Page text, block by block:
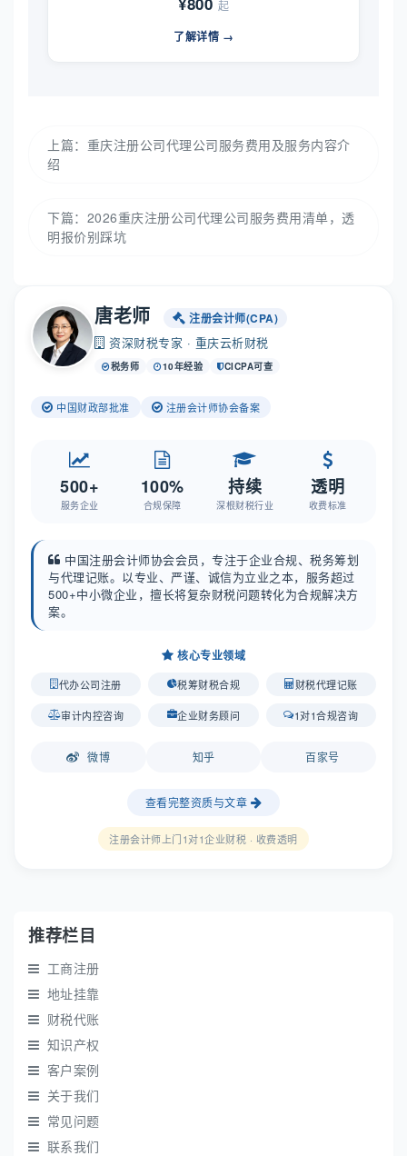
起
了解详情 →
上篇： 重庆注册公司代理公司服务费用及服务内容介
绍
下篇： 2026重庆注册公司代理公司服务费用清单，透
明报价别踩坑
唐老师 注册会计师(CPA)
资深财税专家 · 重庆云析财税
税务师 10年经验 CICPA可查
中国财政部批准 注册会计师协会备案
500+
服务企业
100%
合规保障
持续
深根财税行业
透明
收费标准
中国注册会计师协会会员，专注于企业合规、税务筹划
与代理记账。以专业、严谨、诚信为立业之本，服务超过
500+中小微企业，擅长将复杂财税问题转化为合规解决方
案。
核心专业领域
代办公司注册 税筹财税合规 财税代理记账
审计内控咨询 企业财务顾问 1对1合规咨询
微博 知乎 百家号
查看完整资质与文章
注册会计师上门1对1企业财税 · 收费透明
推荐栏目
工商注册
地址挂靠
财税代账
知识产权
客户案例
关于我们
常见问题
联系我们